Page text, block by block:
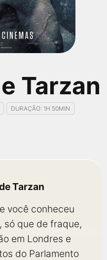
Tarzan
DURAÇÃO: 1H 50MIN
Tarzan
você conheceu
só que de fraque,
em Londres e
do Parlamento
pode também
assistir aos